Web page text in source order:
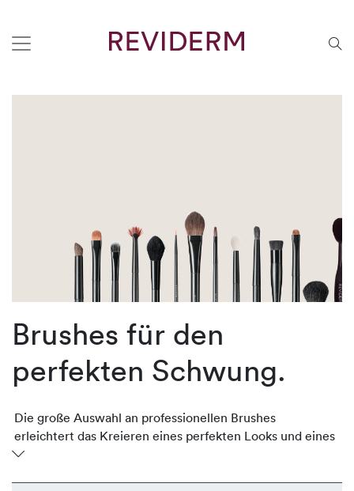
Brushes für den
perfekten Schwung.
Die große Auswahl an professionellen Brushes
erleichtert das Kreieren eines perfekten Looks und eines
makellosen Ergebnis. Für jede Anwendung der richte